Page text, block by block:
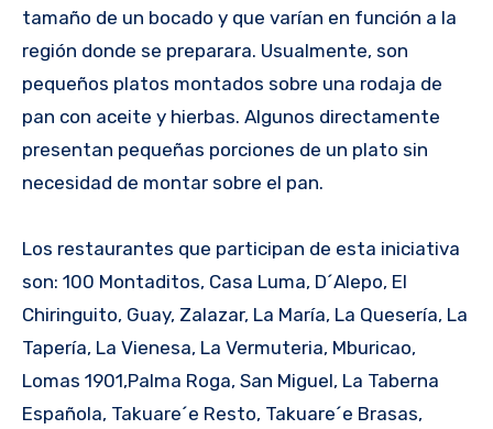
tamaño de un bocado y que varían en función a la
región donde se preparara. Usualmente, son
pequeños platos montados sobre una rodaja de
pan con aceite y hierbas. Algunos directamente
presentan pequeñas porciones de un plato sin
necesidad de montar sobre el pan.
Los restaurantes que participan de esta iniciativa
son: 100 Montaditos, Casa Luma, D´Alepo, El
Chiringuito, Guay, Zalazar, La María, La Quesería, La
Tapería, La Vienesa, La Vermuteria, Mburicao,
Lomas 1901,Palma Roga, San Miguel, La Taberna
Española, Takuare´e Resto, Takuare´e Brasas,